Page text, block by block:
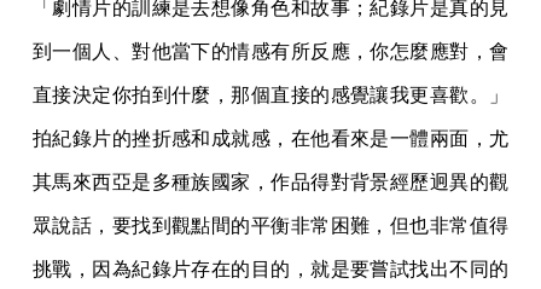
「劇情片的訓練是去想像角色和故事；紀錄片是真的見
到一個人、對他當下的情感有所反應，你怎麼應對，會
直接決定你拍到什麼，那個直接的感覺讓我更喜歡。」
拍紀錄片的挫折感和成就感，在他看來是一體兩面，尤
其馬來西亞是多種族國家，作品得對背景經歷迥異的觀
眾說話，要找到觀點間的平衡非常困難，但也非常值得
挑戰，因為紀錄片存在的目的，就是要嘗試找出不同的